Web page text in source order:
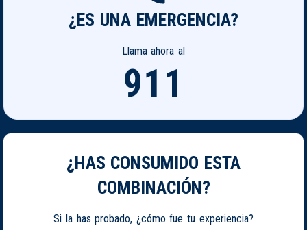
¿ES UNA EMERGENCIA?
Llama ahora al
911
¿HAS CONSUMIDO ESTA
COMBINACIÓN?
Si la has probado, ¿cómo fue tu experiencia?